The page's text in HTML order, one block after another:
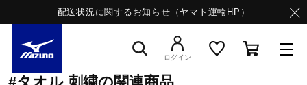
配送状況に関するお知らせ（ヤマト運輸HP）
ログイン
ミズノ公式オンライン